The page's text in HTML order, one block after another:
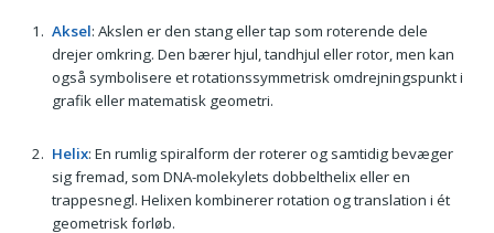
Aksel: Akslen er den stang eller tap som roterende dele
drejer omkring. Den bærer hjul, tandhjul eller rotor, men kan
også symbolisere et rotationssymmetrisk omdrejningspunkt i
grafik eller matematisk geometri.
Helix: En rumlig spiralform der roterer og samtidig bevæger
sig fremad, som DNA-molekylets dobbelthelix eller en
trappesnegl. Helixen kombinerer rotation og translation i ét
geometrisk forløb.